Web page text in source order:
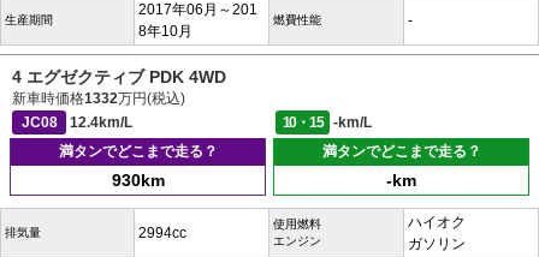
生産期間
2017年06月～201
8年10月
燃費性能 -
4 エグゼクティブ PDK 4WD
新車時価格1332万円(税込)
JC08
12.4km/L 10・15
-km/L
満タンでどこまで走る？
930km
満タンでどこまで走る？
-km
排気量 2994cc
使用燃料
エンジン
ハイオク
ガソリン